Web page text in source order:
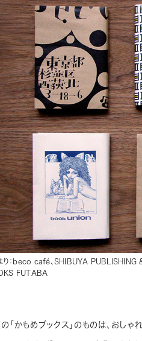
り：beco café、SHIBUYA PUBLISHING
FUTABA
「かもめブックス」のものは、おし